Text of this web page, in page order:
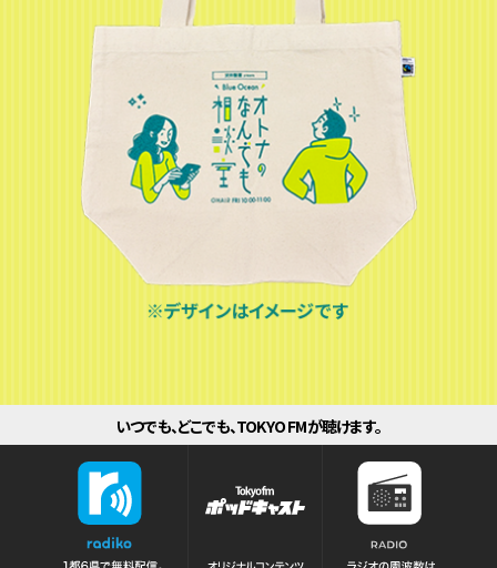
いつでも、どこでも、TOKYO FMが聴けます。